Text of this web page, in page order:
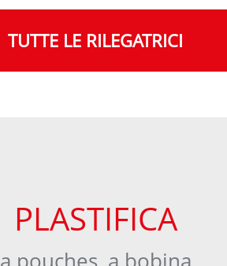
TUTTE LE RILEGATRICI
PLASTIFICA